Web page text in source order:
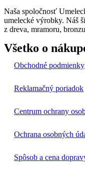
Naša spoločnosť
umelecké výrobky. Náš
z dreva, mramoru,
Všetko o
Obchodné podmienky
Reklamačný poriadok
Centrum ochrany
Ochrana osobných
Spôsob a cena